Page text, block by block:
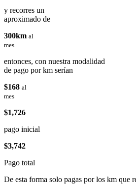
y recorres un
aproximado de
300km al
mes
entonces, con nuestra modalidad
de pago por km serían
$168 al
mes
$1,726
pago inicial
$3,742
Pago total
De esta forma solo pagas por los km que